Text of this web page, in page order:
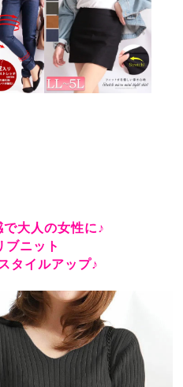
大人の女性に♪
ブニット
タイルアップ♪